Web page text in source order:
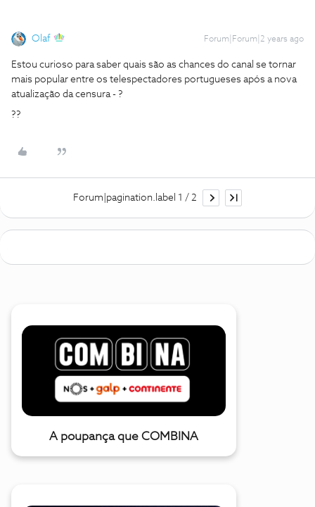
Olaf Forum|Forum|2 years ago
Estou curioso para saber quais são as chances do canal se tornar
mais popular entre os telespectadores portugueses após a nova
atualização da censura - ?
??
Forum|pagination.label 1 / 2
A poupança que COMBINA